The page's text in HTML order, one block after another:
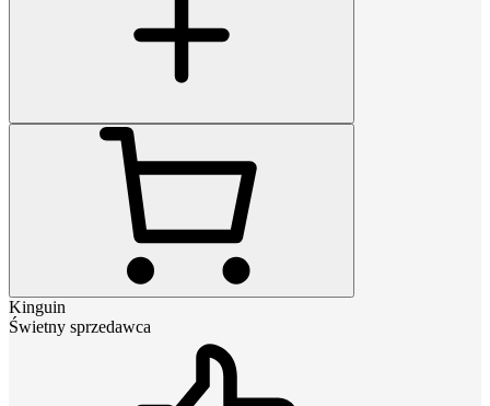
Kinguin
Świetny sprzedawca